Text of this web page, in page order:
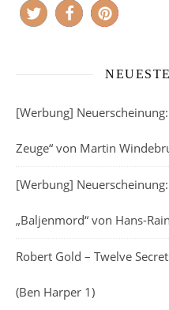
[Werbung]
Zeuge“ von Martin
[Werbung]
„Baljenmord“ von Hans-
Robert Gold – Twelve
(Ben Harper 1)